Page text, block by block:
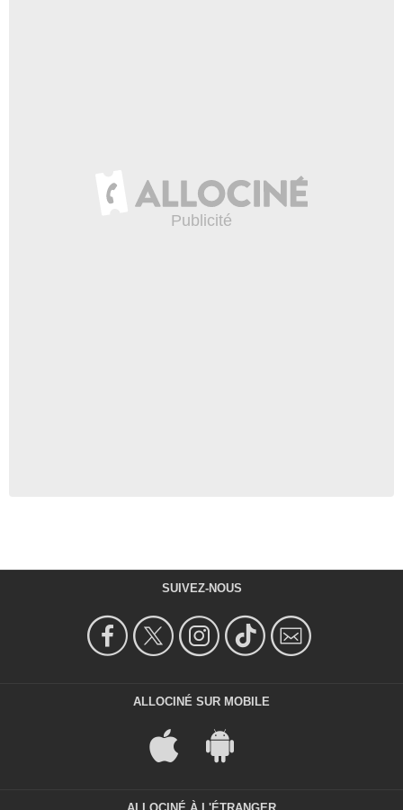
SUIVEZ-NOUS
ALLOCINÉ SUR MOBILE